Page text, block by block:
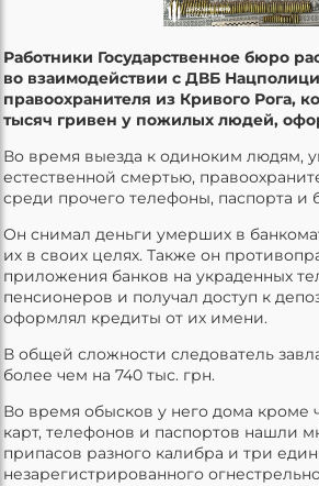
Работники Государственное бюро
во взаимодействии с ДВБ
правоохранителя из Кривого Рога,
тысяч гривен у пожилых людей,
Во время выезда к одиноким людям,
естественной смертью,
среди прочего телефоны, паспорта и
Он снимал деньги умерших в
их в своих целях. Также он
приложения банков на украденных
пенсионеров и получал доступ к
оформлял кредиты от их имени.
В общей сложности следователь
более чем на 740 тыс. грн.
Во время обысков у него дома кроме
карт, телефонов и паспортов нашли
припасов разного калибра и три
незарегистрированного